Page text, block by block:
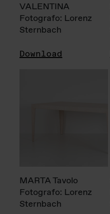
VALENTINA
Fotografo: Lorenz
Sternbach
Download
MARTA Tavolo
Fotografo: Lorenz
Sternbach